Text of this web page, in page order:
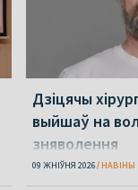
Дзіцячы
выйшаў на
зняволення
09 ЖНІЎНЯ 2026 НАВІНЫ